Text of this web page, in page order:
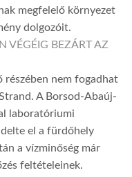
megfelelő környezet
dolgozóit.
VÉGÉIG BEZÁRT AZ
részében nem fogadhat
A Borsod-Abaúj-
laboratóriumi
el a fürdőhely
a vízminőség már
feltételeinek.